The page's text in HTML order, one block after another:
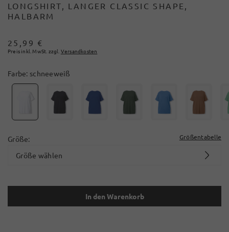
LONGSHIRT, LANGER CLASSIC SHAPE,
HALBARM
25,99 €
Preis inkl. MwSt. zzgl. Versandkosten
Farbe: schneeweiß
Größe: Größentabelle
Größe wählen
In den Warenkorb